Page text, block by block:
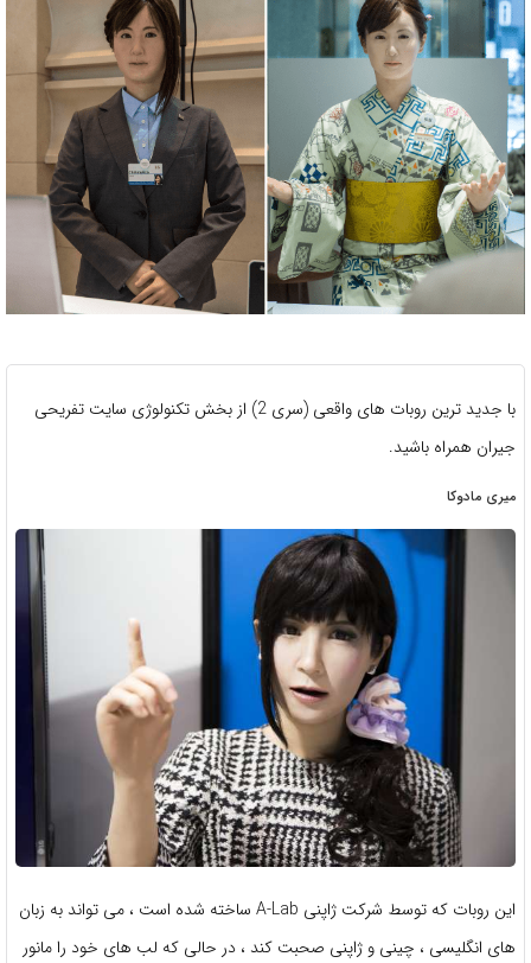
با جدید ترین روبات های واقعی (سری 2) از بخش تکنولوژی سایت تفریحی
جیران همراه باشید.
میری مادوکا
این روبات که توسط شرکت ژاپنی A-Lab ساخته شده است ، می تواند به زبان
های انگلیسی ، چینی و ژاپنی صحبت کند ، در حالی که لب های خود را مانور